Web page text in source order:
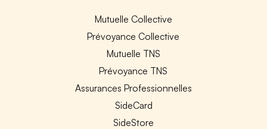
Mutuelle Collective
Prévoyance Collective
Mutuelle TNS
Prévoyance TNS
Assurances Professionnelles
SideCard
SideStore